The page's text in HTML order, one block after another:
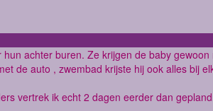
achter buren. Ze krijgen de baby
de auto , zwembad krijste hij ook alles bij
vertrek ik echt 2 dagen eerder dan